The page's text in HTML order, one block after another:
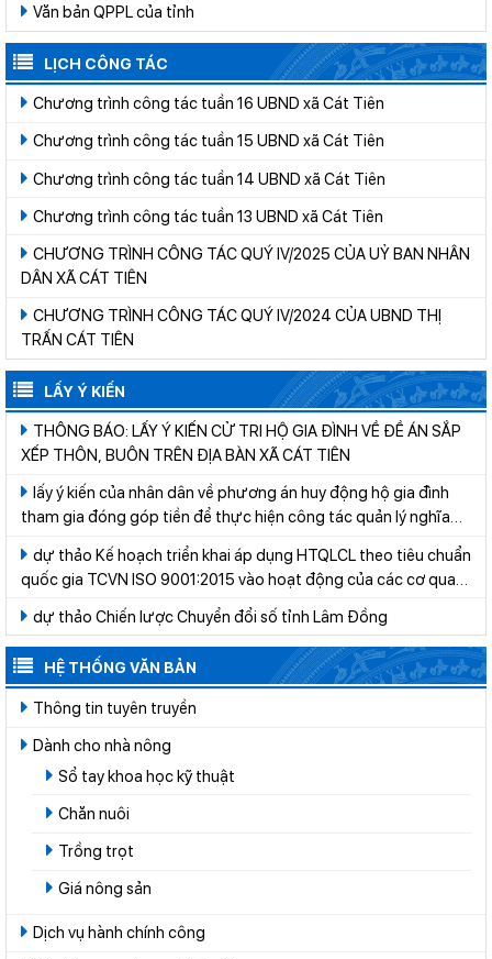
Văn bản QPPL của tỉnh
LỊCH CÔNG TÁC
Chương trình công tác tuần 16 UBND xã Cát Tiên
Chương trình công tác tuần 15 UBND xã Cát Tiên
Chương trình công tác tuần 14 UBND xã Cát Tiên
Chương trình công tác tuần 13 UBND xã Cát Tiên
DÂN XÃ CÁT TIÊN
TRẤN CÁT TIÊN
LẤY Ý KIẾN
XẾP THÔN, BUÔN TRÊN ĐỊA BÀN XÃ CÁT TIÊN
tham gia đóng góp tiền để thực hiện công tác quản lý nghĩa
trang trên địa bàn xã Cát Tiên giai đoạn 2026-2030
quốc gia TCVN ISO 9001:2015 vào hoạt động của các cơ quan,
tổ chức thuộc hệ thống hành chính nhà nước trên địa bàn tỉnh
Lâm Đồng năm 2026
dự thảo Chiến lược Chuyển đổi số tỉnh Lâm Đồng
HỆ THỐNG VĂN BẢN
Thông tin tuyên truyền
Dành cho nhà nông
Sổ tay khoa học kỹ thuật
Chăn nuôi
Trồng trọt
Giá nông sản
Dịch vụ hành chính công